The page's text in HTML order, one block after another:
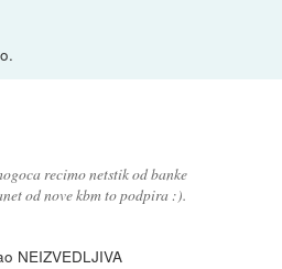
recimo netstik od banke
od nove kbm to podpira :).
NEIZVEDLJIVA